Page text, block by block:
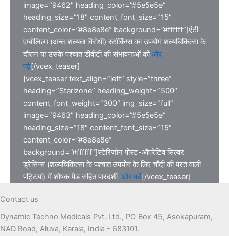
image=”9462″ heading_color=”#5e5e5e”
heading_size=”18″ content_font_size=”15″
content_color=”#8e8e8e” background=”#ffffff”]एंटी-
एम्बोलिज़्म (अन्तःशल्यता विरोधी) स्टॉकिंग्स का उपयोग शल्यचिकित्सा के
दौरान या उसके पश्चात डीवीटी की संभावनाओं कोऔर
पढ़ें[/vcex_teaser]
[vcex_teaser text_align=”left” style=”three”
heading=”Sterizone” heading_weight=”500″
content_font_weight=”300″ img_size=”full”
image=”9463″ heading_color=”#5e5e5e”
heading_size=”18″ content_font_size=”15″
content_color=”#8e8e8e”
background=”#ffffff”]स्टेरिज़ोन पोस्ट-ऑपरेटिव सिल्वर
ड्रेसिंग्स (शल्यचिकित्सा के पश्चात उपयोग के लिए चाँदी की परत वाली
पट्टियाँ) में शोषक पैड सहित पारदर्शी और पढ़ें[/vcex_teaser]
Contact us
Dynamic Techno Medicals Pvt. Ltd., PO Box 45, Asokapuram,
NAD Road, Aluva, Kerala, India - 683101.